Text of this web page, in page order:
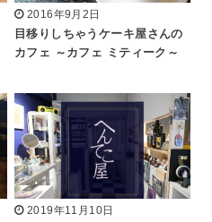
2016年9月2日
目移りしちゃうケーキ屋さんの
カフェ ～カフェ ミティーク～
2019年11月10日